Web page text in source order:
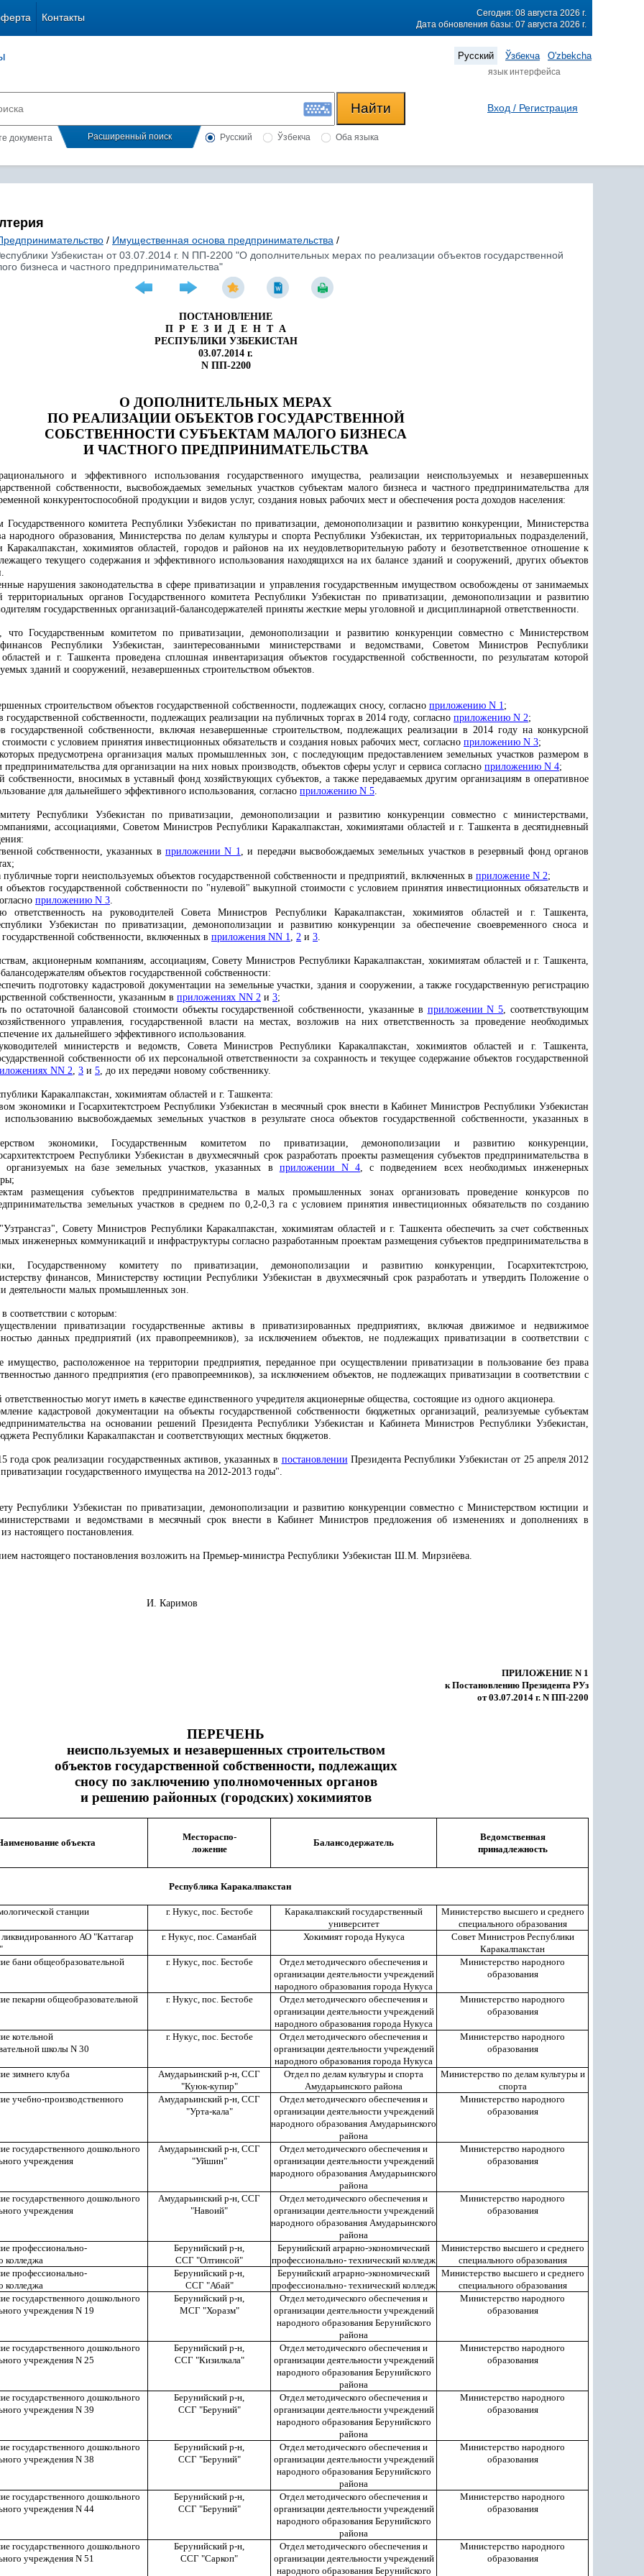
Контакты
Сегодня: 08 августа 2026 г.
Дата обновления базы: 07 августа 2026 г.
Русский Ўзбекча O'zbekcha
язык интерфейса
документа Расширенный поиск Русский Ўзбекча Оба языка
Вход / Регистрация
/ Имущественная основа предпринимательства /
Узбекистан от 03.07.2014 г. N ПП-2200 "О дополнительных мерах по реализации объектов государственной
бизнеса и частного предпринимательства"
ПОСТАНОВЛЕНИЕ
П Р Е З И Д Е Н Т А
РЕСПУБЛИКИ УЗБЕКИСТАН
03.07.2014 г.
N ПП-2200
О ДОПОЛНИТЕЛЬНЫХ МЕРАХ
ПО РЕАЛИЗАЦИИ ОБЪЕКТОВ ГОСУДАРСТВЕННОЙ
СОБСТВЕННОСТИ СУБЪЕКТАМ МАЛОГО БИЗНЕСА
И ЧАСТНОГО ПРЕДПРИНИМАТЕЛЬСТВА
и эффективного использования государственного имущества, реализации неиспользуемых и незавершенных
собственности, высвобождаемых земельных участков субъектам малого бизнеса и частного предпринимательства для
конкурентоспособной продукции и видов услуг, создания новых рабочих мест и обеспечения роста доходов населения:
Государственного комитета Республики Узбекистан по приватизации, демонополизации и развитию конкуренции, Министерства
народного образования, Министерства по делам культуры и спорта Республики Узбекистан, их территориальных подразделений,
хокимиятов областей, городов и районов на их неудовлетворительную работу и безответственное отношение к
текущего содержания и эффективного использования находящихся на их балансе зданий и сооружений, других объектов
нарушения законодательства в сфере приватизации и управления государственным имуществом освобождены от занимаемых
территориальных органов Государственного комитета Республики Узбекистан по приватизации, демонополизации и развитию
государственных организаций-балансодержателей приняты жесткие меры уголовной и дисциплинарной ответственности.
Государственным комитетом по приватизации, демонополизации и развитию конкуренции совместно с Министерством
Республики Узбекистан, заинтересованными министерствами и ведомствами, Советом Министров Республики
и г. Ташкента проведена сплошная инвентаризация объектов государственной собственности, по результатам которой
зданий и сооружений, незавершенных строительством объектов.
строительством объектов государственной собственности, подлежащих сносу, согласно приложению N 1;
государственной собственности, подлежащих реализации на публичных торгах в 2014 году, согласно приложению N 2;
государственной собственности, включая незавершенные строительством, подлежащих реализации в 2014 году на конкурсной
с условием принятия инвестиционных обязательств и создания новых рабочих мест, согласно приложению N 3;
предусмотрена организация малых промышленных зон, с последующим предоставлением земельных участков размером в
для организации на них новых производств, объектов сферы услуг и сервиса согласно приложению N 4;
собственности, вносимых в уставный фонд хозяйствующих субъектов, а также передаваемых другим организациям в оперативное
для дальнейшего эффективного использования, согласно приложению N 5.
Республики Узбекистан по приватизации, демонополизации и развитию конкуренции совместно с министерствами,
ассоциациями, Советом Министров Республики Каракалпакстан, хокимиятами областей и г. Ташкента в десятидневный
собственности, указанных вприложении N 1, и передачи высвобождаемых земельных участков в резервный фонд органов
торги неиспользуемых объектов государственной собственности и предприятий, включенных в приложение N 2;
объектов государственной собственности по "нулевой" выкупной стоимости с условием принятия инвестиционных обязательств и
приложению N 3.
ответственность на руководителей Совета Министров Республики Каракалпакстан, хокимиятов областей и г. Ташкента,
Узбекистан по приватизации, демонополизации и развитию конкуренции за обеспечение своевременного сноса и
собственности, включенных в приложения NN 1, 2 и 3.
акционерным компаниям, ассоциациям, Совету Министров Республики Каракалпакстан, хокимиятам областей и г. Ташкента,
объектов государственной собственности:
подготовку кадастровой документации на земельные участки, здания и сооружении, а также государственную регистрацию
собственности, указанным в приложениях NN 2 и 3;
по остаточной балансовой стоимости объекты государственной собственности, указанные в приложении N 5, соответствующим
управления, государственной власти на местах, возложив на них ответственность за проведение необходимых
их дальнейшего эффективного использования.
министерств и ведомств, Совета Министров Республики Каракалпакстан, хокимиятов областей и г. Ташкента,
собственности об их персональной ответственности за сохранность и текущее содержание объектов государственной
NN 2, 3 и 5, до их передачи новому собственнику.
Каракалпакстан, хокимиятам областей и г. Ташкента:
экономики и Госархитектстроем Республики Узбекистан в месячный срок внести в Кабинет Министров Республики Узбекистан
высвобождаемых земельных участков в результате сноса объектов государственной собственности, указанных в
экономики, Государственным комитетом по приватизации, демонополизации и развитию конкуренции,
Республики Узбекистан в двухмесячный срок разработать проекты размещения субъектов предпринимательства в
на базе земельных участков, указанных в приложении N 4, с подведением всех необходимых инженерных
размещения субъектов предпринимательства в малых промышленных зонах организовать проведение конкурсов по
земельных участков в среднем по 0,2-0,3 га с условием принятия инвестиционных обязательств по созданию
Совету Министров Республики Каракалпакстан, хокимиятам областей и г. Ташкента обеспечить за счет собственных
инженерных коммуникаций и инфраструктуры согласно разработанным проектам размещения субъектов предпринимательства в
Государственному комитету по приватизации, демонополизации и развитию конкуренции, Госархитектстрою,
финансов, Министерству юстиции Республики Узбекистан в двухмесячный срок разработать и утвердить Положение о
деятельности малых промышленных зон.
соответствии с которым:
приватизации государственные активы в приватизированных предприятиях, включая движимое и недвижимое
данных предприятий (их правопреемников), за исключением объектов, не подлежащих приватизации в соответствии с
расположенное на территории предприятия, переданное при осуществлении приватизации в пользование без права
данного предприятия (его правопреемников), за исключением объектов, не подлежащих приватизации в соответствии с
могут иметь в качестве единственного учредителя акционерные общества, состоящие из одного акционера.
кадастровой документации на объекты государственной собственности бюджетных организаций, реализуемые субъектам
на основании решений Президента Республики Узбекистан и Кабинета Министров Республики Узбекистан,
Республики Каракалпакстан и соответствующих местных бюджетов.
года срок реализации государственных активов, указанных в постановлении Президента Республики Узбекистан от 25 апреля 2012
государственного имущества на 2012-2013 годы".
Республики Узбекистан по приватизации, демонополизации и развитию конкуренции совместно с Министерством юстиции и
и ведомствами в месячный срок внести в Кабинет Министров предложения об изменениях и дополнениях в
настоящего постановления.
настоящего постановления возложить на Премьер-министра Республики Узбекистан Ш.М. Мирзиёева.
И. Каримов
ПРИЛОЖЕНИЕ N 1
к Постановлению Президента РУз
от 03.07.2014 г. N ПП-2200
ПЕРЕЧЕНЬ
неиспользуемых и незавершенных строительством
объектов государственной собственности, подлежащих
сносу по заключению уполномоченных органов
и решению районных (городских) хокимиятов
объекта
Местораспо-
ложение
Балансодержатель
Ведомственная
принадлежность
Республика Каракалпакстан
станции г. Нукус, пос. Бестобе
Каракалпакский государственный
университет
Министерство высшего и среднего
специального образования
АО "Каттагар
г. Нукус, пос. Саманбай Хокимият города Нукуса
Совет Министров Республики
Каракалпакстан
бани общеобразовательной
г. Нукус, пос. Бестобе
Отдел методического обеспечения и
организации деятельности учреждений
народного образования города Нукуса
Министерство народного
образования
пекарни общеобразовательной
г. Нукус, пос. Бестобе
Отдел методического обеспечения и
организации деятельности учреждений
народного образования города Нукуса
Министерство народного
образования
котельной
школы N 30
г. Нукус, пос. Бестобе
Отдел методического обеспечения и
организации деятельности учреждений
народного образования города Нукуса
Министерство народного
образования
зимнего клуба
Амударьинский р-н, ССГ
"Куюк-купир"
Отдел по делам культуры и спорта
Амударьинского района
Министерство по делам культуры и
спорта
учебно-производственного
Амударьинский р-н, ССГ
"Урта-кала"
Отдел методического обеспечения и
организации деятельности учреждений
народного образования Амударьинского
района
Министерство народного
образования
государственного дошкольного
учреждения
Амударьинский р-н, ССГ
"Уйшин"
Отдел методического обеспечения и
организации деятельности учреждений
народного образования Амударьинского
района
Министерство народного
образования
государственного дошкольного
учреждения
Амударьинский р-н, ССГ
"Навоий"
Отдел методического обеспечения и
организации деятельности учреждений
народного образования Амударьинского
района
Министерство народного
образования
профессионально-
колледжа
Берунийский р-н,
ССГ "Олтинсой"
Берунийский аграрно-экономический
профессионально- технический колледж
Министерство высшего и среднего
специального образования
профессионально-
колледжа
Берунийский р-н,
ССГ "Абай"
Берунийский аграрно-экономический
профессионально- технический колледж
Министерство высшего и среднего
специального образования
государственного дошкольного
учреждения N 19
Берунийский р-н,
МСГ "Хоразм"
Отдел методического обеспечения и
организации деятельности учреждений
народного образования Берунийского
района
Министерство народного
образования
государственного дошкольного
учреждения N 25
Берунийский р-н,
ССГ "Кизилкала"
Отдел методического обеспечения и
организации деятельности учреждений
народного образования Берунийского
района
Министерство народного
образования
государственного дошкольного
учреждения N 39
Берунийский р-н,
ССГ "Беруний"
Отдел методического обеспечения и
организации деятельности учреждений
народного образования Берунийского
района
Министерство народного
образования
государственного дошкольного
учреждения N 38
Берунийский р-н,
ССГ "Беруний"
Отдел методического обеспечения и
организации деятельности учреждений
народного образования Берунийского
района
Министерство народного
образования
государственного дошкольного
учреждения N 44
Берунийский р-н,
ССГ "Беруний"
Отдел методического обеспечения и
организации деятельности учреждений
народного образования Берунийского
района
Министерство народного
образования
государственного дошкольного
учреждения N 51
Берунийский р-н,
ССГ "Саркоп"
Отдел методического обеспечения и
организации деятельности учреждений
народного образования Берунийского
Министерство народного
образования